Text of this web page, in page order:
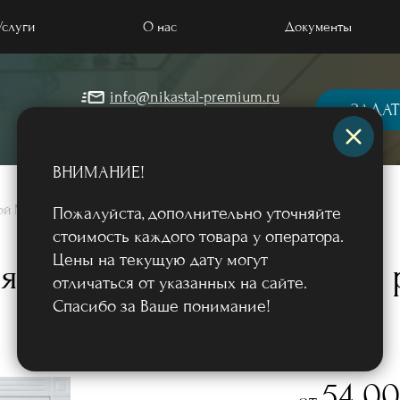
отделкой МДФ
массивом дерева
дом и коттедж
в офис
О нас Документы
info@nikastal-premium.ru
МДФ /
дверь с
ВНИМАНИЕ!
Пожалуйста, дополнительно уточняйте
стоимость каждого товара у оператора.
Цены на текущую дату могут
отличаться от указанных на сайте.
Спасибо за Ваше понимание!